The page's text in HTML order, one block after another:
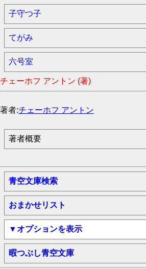
子守つ子
てがみ
六号室
チェーホフ アントン (著)
著者:チェーホフ アントン
著者概要
青空文庫検索
おまかせリスト
▼オプションを表示
暇つぶし青空文庫